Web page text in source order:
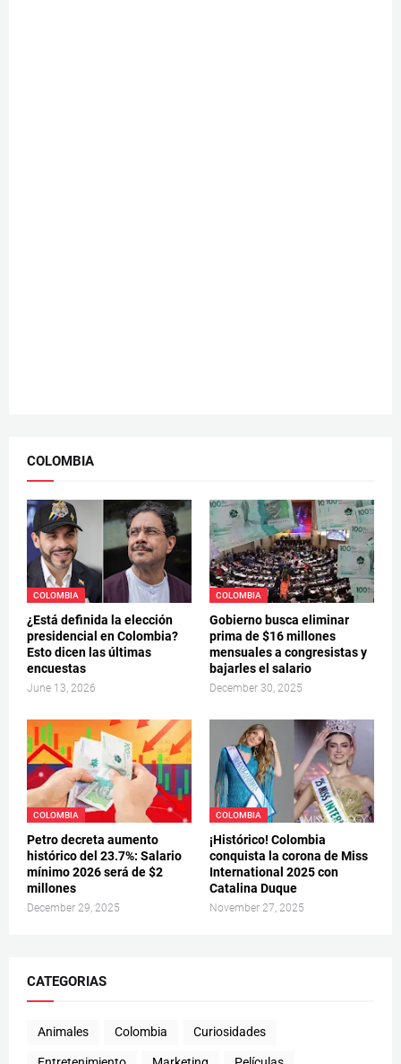
COLOMBIA
COLOMBIA
¿Está definida la elección
presidencial en Colombia?
Esto dicen las últimas
encuestas
June 13, 2026
COLOMBIA
Gobierno busca eliminar
prima de $16 millones
mensuales a congresistas y
bajarles el salario
December 30, 2025
COLOMBIA
Petro decreta aumento
histórico del 23.7%: Salario
mínimo 2026 será de $2
millones
December 29, 2025
COLOMBIA
¡Histórico! Colombia
conquista la corona de Miss
International 2025 con
Catalina Duque
November 27, 2025
CATEGORIAS
Animales Colombia Curiosidades